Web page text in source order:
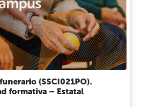
(SSCI021PO).
formativa – Estatal